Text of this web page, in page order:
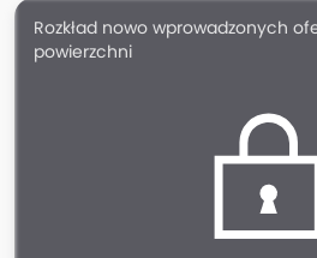
Rozkład nowo wprowadzonych
powierzchni